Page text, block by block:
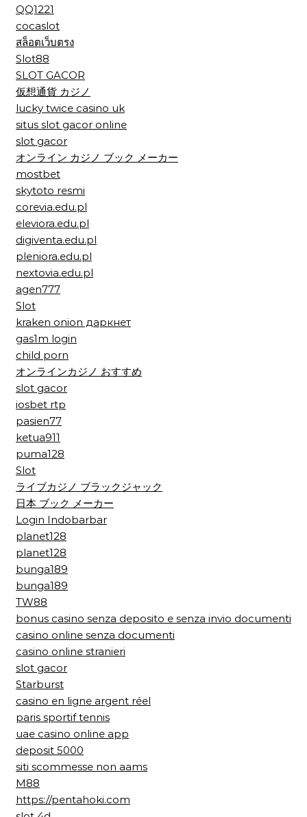
QQ1221
cocaslot
สล็อตเว็บตรง
Slot88
SLOT GACOR
仮想通貨 カジノ
lucky twice casino uk
situs slot gacor online
slot gacor
オンライン カジノ ブック メーカー
mostbet
skytoto resmi
corevia.edu.pl
eleviora.edu.pl
digiventa.edu.pl
pleniora.edu.pl
nextovia.edu.pl
agen777
Slot
kraken onion даркнет
gas1m login
child porn
オンラインカジノ おすすめ
slot gacor
iosbet rtp
pasien77
ketua911
puma128
Slot
ライブカジノ ブラックジャック
日本 ブック メーカー
Login Indobarbar
planet128
planet128
bunga189
bunga189
TW88
bonus casino senza deposito e senza invio documenti
casino online senza documenti
casino online stranieri
slot gacor
Starburst
casino en ligne argent réel
paris sportif tennis
uae casino online app
deposit 5000
siti scommesse non aams
M88
https://pentahoki.com